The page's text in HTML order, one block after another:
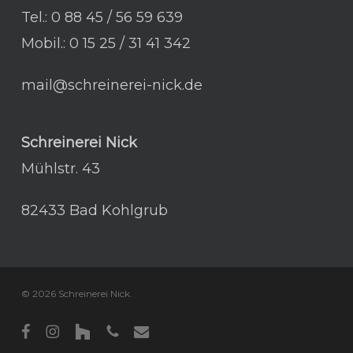
Tel.: 0 88 45 / 56 59 639
Mobil.: 0 15 25 / 31 41 342
mail@schreinerei-nick.de
Schreinerei Nick
Mühlstr. 43
82433 Bad Kohlgrub
© 2026 Schreinerei Nick.
facebookinstagram
houzz phoneemail